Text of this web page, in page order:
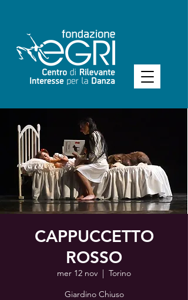
CAPPUCCETTO
ROSSO
mer 12 nov
  |
Torino
Giardino Chiuso